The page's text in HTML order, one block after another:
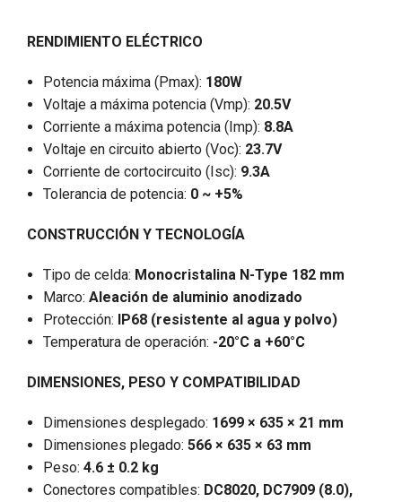
RENDIMIENTO ELÉCTRICO
Potencia máxima (Pmax): 180W
Voltaje a máxima potencia (Vmp): 20.5V
Corriente a máxima potencia (Imp): 8.8A
Voltaje en circuito abierto (Voc): 23.7V
Corriente de cortocircuito (Isc): 9.3A
Tolerancia de potencia: 0 ~ +5%
CONSTRUCCIÓN Y TECNOLOGÍA
Tipo de celda: Monocristalina N-Type 182 mm
Marco: Aleación de aluminio anodizado
Protección: IP68 (resistente al agua y polvo)
Temperatura de operación: -20°C a +60°C
DIMENSIONES, PESO Y COMPATIBILIDAD
Dimensiones desplegado: 1699 × 635 × 21 mm
Dimensiones plegado: 566 × 635 × 63 mm
Peso: 4.6 ± 0.2 kg
Conectores compatibles: DC8020, DC7909 (8.0),